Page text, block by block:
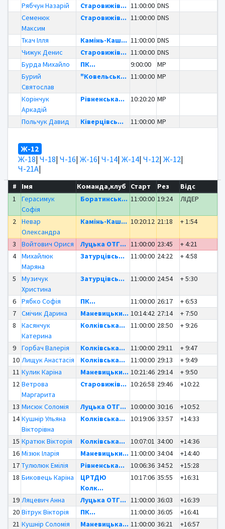
Рябчун Назарій Старовижів... 11:00:00 DNS
Семенюк
Максим
Старовижів... 11:00:00 DNS
Ткач Ілля Камінь-Каш... 11:00:00 DNS
Чижук Денис
Старовижів... 11:00:00 DNS
Бурда Михайло
ПК... 9:00:00
MP
Бурий
Святослав
"Ковельськ... 11:00:00 MP
Корінчук
Аркадій
Рівненська... 10:20:20 MP
Польчук Давид Ківерцівсь... 11:00:00 MP
Ж-12
Ж-18| Ч-18| Ч-16| Ж-16| Ч-14| Ж-14| Ч-12| Ж-12|
Ч-21А|
# Імя Команда,клуб Старт Рез
Відс
1
Герасимук
Софія
Боратинськ... 11:00:00 19:24 ЛІДЕР
2
Невар
Олександра
Камінь-Каш... 10:20:12 21:18 + 1:54
3 Войтович Орися Луцька ОТГ... 11:00:00 23:45
+ 4:21
4
Михайлюк
Маряна
Затурцівсь... 11:00:00 24:22 + 4:58
5
Музичук
Христина
Затурцівсь... 11:00:00 24:54 + 5:30
6 Рябко Софія ПК... 11:00:00 26:17
+ 6:53
7
Смічик Дарина Маневицьки... 10:14:42 27:14
+ 7:50
8
Касянчук
Катерина
Колківська... 11:00:00 28:50 + 9:26
9 Горбач Валерія Колківська... 11:00:00 29:11
+ 9:47
10 Лищук Анастасія Колківська... 11:00:00 29:13
+ 9:49
11 Кулик Каріна Маневицьки... 10:21:46 29:14
+ 9:50
12 Ветрова
Маргарита
Старовижів... 10:26:58 29:46 +10:22
13 Мисюк Соломія Луцька ОТГ... 10:00:00 30:16
+10:52
14 Кушнір Ульяна
Вікторівна
Колківська... 10:19:06 33:57 +14:33
15 Кратюк Вікторія Колківська... 10:07:01 34:00
+14:36
16 Мізюк Іларія Маневицьки... 11:00:00 34:04
+14:40
17 Тулюлюк Емілія Рівненська... 10:06:36 34:52
+15:28
18 Биковець Каріна
ЦРТДЮ
Колк...
10:17:06 35:55 +16:31
19 Ляцевич Анна Луцька ОТГ... 11:00:00 36:03
+16:39
20 Вітрук Вікторія ПК... 11:00:00 36:05
+16:41
21 Кушнір Соломія Маневицька... 11:00:00 36:21
+16:57